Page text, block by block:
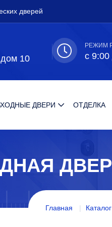
дверей
10
РЕЖИМ
с
ДВЕРИ ОТДЕЛКА
Главная